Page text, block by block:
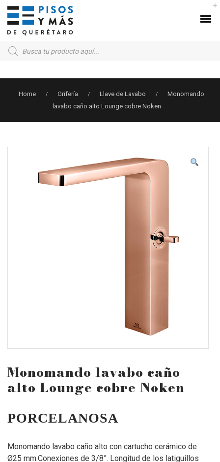
Products
search
Home / Grifería / Llave de Lavabo /
Monomando
lavabo caño alto Lounge cobre Noken
Monomando lavabo caño
alto Lounge cobre Noken
PORCELANOSA
Monomando lavabo caño alto con cartucho cerámico de
Ø25 mm.Conexiones de 3/8”. Longitud de los latiguillos